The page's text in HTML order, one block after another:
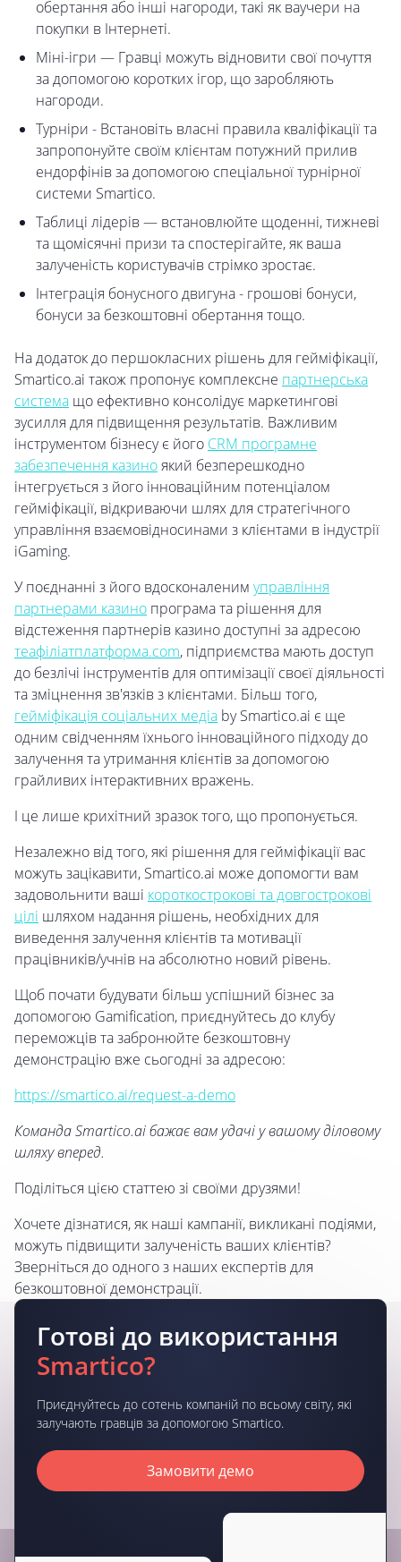
обертання або інші нагороди, такі як ваучери на
покупки в Інтернеті.
Міні-ігри — Гравці можуть відновити свої почуття
за допомогою коротких ігор, що заробляють
нагороди.
Турніри - Встановіть власні правила кваліфікації та
запропонуйте своїм клієнтам потужний прилив
ендорфінів за допомогою спеціальної турнірної
системи Smartico.
Таблиці лідерів — встановлюйте щоденні, тижневі
та щомісячні призи та спостерігайте, як ваша
залученість користувачів стрімко зростає.
Інтеграція бонусного двигуна - грошові бонуси,
бонуси за безкоштовні обертання тощо.
На додаток до першокласних рішень для гейміфікації,
Smartico.ai також пропонує комплексне партнерська
система що ефективно консолідує маркетингові
зусилля для підвищення результатів. Важливим
інструментом бізнесу є його CRM програмне
забезпечення казиноякий безперешкодно
інтегрується з його інноваційним потенціалом
гейміфікації, відкриваючи шлях для стратегічного
управління взаємовідносинами з клієнтами в індустрії
iGaming.
У поєднанні з його вдосконаленим управління
партнерами казино програма та рішення для
відстеження партнерів казино доступні за адресою
теафіліатплатформа.com, підприємства мають доступ
до безлічі інструментів для оптимізації своєї діяльності
та зміцнення зв'язків з клієнтами. Більш того,
гейміфікація соціальних медіа by Smartico.ai є ще
одним свідченням їхнього інноваційного підходу до
залучення та утримання клієнтів за допомогою
грайливих інтерактивних вражень.
І це лише крихітний зразок того, що пропонується.
Незалежно від того, які рішення для гейміфікації вас
можуть зацікавити, Smartico.ai може допомогти вам
задовольнити ваші короткострокові та довгострокові
цілі шляхом надання рішень, необхідних для
виведення залучення клієнтів та мотивації
працівників/учнів на абсолютно новий рівень.
Щоб почати будувати більш успішний бізнес за
допомогою Gamification, приєднуйтесь до клубу
переможців та забронюйте безкоштовну
демонстрацію вже сьогодні за адресою:
https://smartico.ai/request-a-demo
Команда Smartico.ai бажає вам удачі у вашому діловому
шляху вперед.
Поділіться цією статтею зі своїми друзями!
Хочете дізнатися, як наші кампанії, викликані подіями,
можуть підвищити залученість ваших клієнтів?
Зверніться до одного з наших експертів для
безкоштовної демонстрації.
Готові до використання
Smartico?
Приєднуйтесь до сотень компаній по всьому світу, які
залучають гравців за допомогою Smartico.
Замовити демо